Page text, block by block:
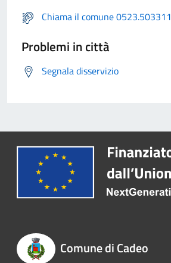
Chiama il comune 0523.503311
Problemi in città
Segnala disservizio
Comune di Cadeo